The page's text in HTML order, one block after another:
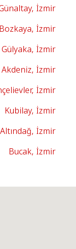
İzmir
Bozkaya, İzmir
Gülyaka, İzmir
Akdeniz, İzmir
İzmir
Kubilay, İzmir
Altındağ, İzmir
Bucak, İzmir